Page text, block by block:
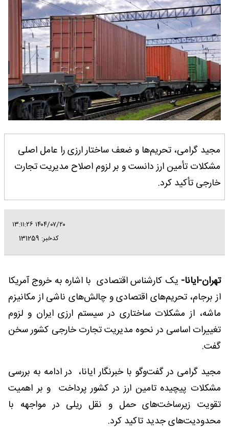
مجید گرامی، تحریم‌ها و ضعف ساختار ارزی را عامل اصلی
مشکلات تأمین ارز دانست و بر لزوم اصلاح مدیریت تجارت
خارجی تأکید کرد.
۱۴۰۴/۰۷/۲۰ ۱۳:۱۱:۲۶
کدخبر: 131259
تهران-ایانا- یک کارشناس اقتصادی با اشاره به خروج آمریکا
از برجام، تحریم‌های اقتصادی و چالش‌های ناشی از مکانیزم
ماشه، از مشکلات ساختاری در سیستم ارزی ایران و لزوم
تغییرات اساسی در نحوه مدیریت تجارت خارجی کشور سخن
گفت.
مجید گرامی در گفت‌وگو با خبرنگار ایانا، در ادامه به بررسی
مشکلات پیچیده تامین ارز در کشور پرداخت و بر اهمیت
تقویت زیرساخت‌های حمل و نقل ریلی در مواجهه با
محدودیت‌های جدید تاکید کرد.